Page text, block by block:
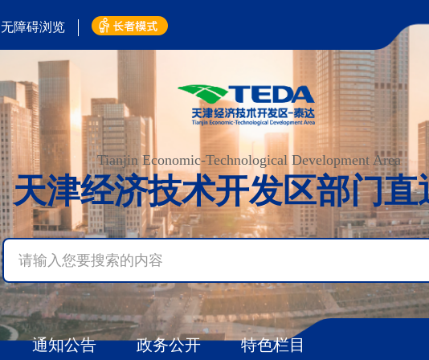
无障碍浏览
Tianjin Economic-Technological Development Area
天津经济技术开发区部门直
通知公告 政务公开 特色栏目